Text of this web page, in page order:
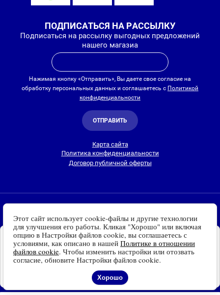
Установите наш сайт на
Ваше устройство
Доступно для устройств
на платформе Android
Установить
ПОДПИСАТЬСЯ НА РАССЫЛКУ
Подписаться на рассылку выгодных предложений
нашего магазиа
Нажимая кнопку «Отправить», Вы даете свое согласие на
обработку персональных данных и соглашаетесь с Политикой
конфиденциальности
ОТПРАВИТЬ
Карта сайта
Политика конфиденциальности
Договор публичной оферты
Люстры, светильники и другие приборы освещения для
дома и улицы с доставкойпо всей России. Все права
защищены.
Информация о технических характеристиках, стране изготовления, внешнем
виде и цвете товаровносит справочный
и основывается на последних доступных к моменту публикации
сведениях
Этот сайт использует cookie-файлы и другие технологии
для улучшения его работы. Кликая "Хорошо" или включая
опцию в Настройки файлов cookie, вы соглашаетесь с
условиями, как описано в нашей Политике в отношении
файлов cookie. Чтобы изменить настройки или отозвать
согласие, обновите Настройки файлов cookie.
Хорошо